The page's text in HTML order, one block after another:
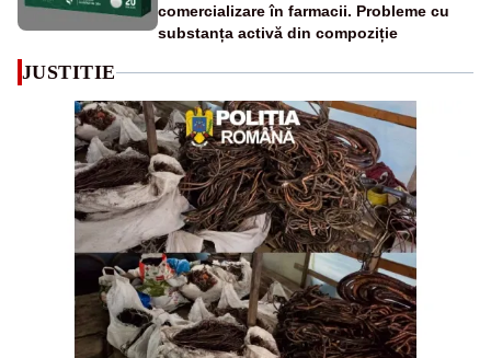
comercializare în farmacii. Probleme cu
substanța activă din compoziție
JUSTITIE